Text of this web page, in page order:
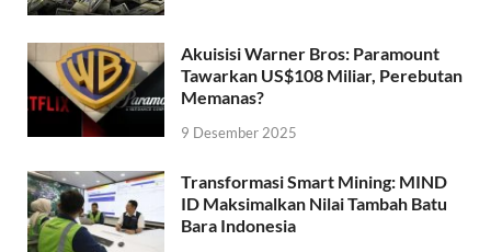
Akuisisi Warner Bros: Paramount
Tawarkan US$108 Miliar, Perebutan
Memanas?
9 Desember 2025
Transformasi Smart Mining: MIND
ID Maksimalkan Nilai Tambah Batu
Bara Indonesia